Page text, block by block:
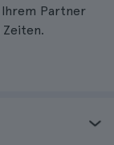
Partner
Zeiten.